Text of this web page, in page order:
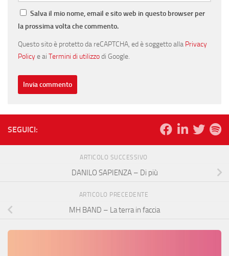
Salva il mio nome, email e sito web in questo browser per
la prossima volta che commento.
Questo sito è protetto da reCAPTCHA, ed è soggetto alla Privacy
Policye ai Termini di utilizzodi Google.
SEGUICI:
ARTICOLO SUCCESSIVO
DANILO SAPIENZA – Di più
ARTICOLO PRECEDENTE
MH BAND – La terra in faccia